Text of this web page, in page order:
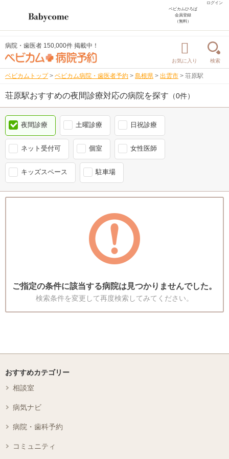
ログイン
ベビカムひろば
会員登録
（無料）
病院・歯医者 150,000件 掲載中！
お気に入り 検索
ベビカムトップ > ベビカム病院・歯医者予約 > 島根県 > 出雲市 > 荘原駅
荘原駅おすすめの夜間診療対応の病院を探す （0件）
夜間診療 土曜診療 日祝診療
ネット受付可 個室 女性医師
キッズスペース 駐車場
ご指定の条件に該当する病院は見つかりませんでした。
検索条件を変更して再度検索してみてください。
おすすめカテゴリー
相談室
病気ナビ
病院・歯科予約
コミュニティ